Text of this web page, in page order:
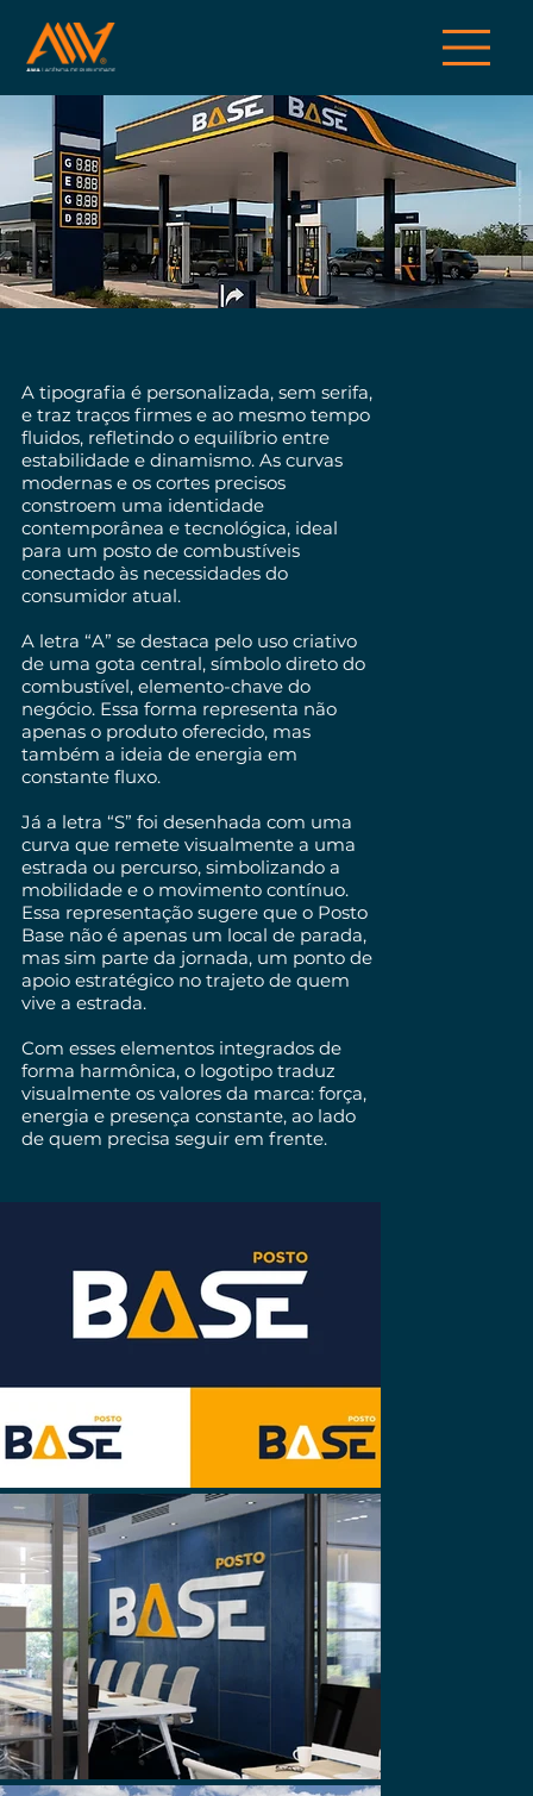
A tipografia é personalizada, sem serifa,
e traz traços firmes e ao mesmo tempo
fluidos, refletindo o equilíbrio entre
estabilidade e dinamismo. As curvas
modernas e os cortes precisos
constroem uma identidade
contemporânea e tecnológica, ideal
para um posto de combustíveis
conectado às necessidades do
consumidor atual.
A letra “A” se destaca pelo uso criativo
de uma gota central, símbolo direto do
combustível, elemento-chave do
negócio. Essa forma representa não
apenas o produto oferecido, mas
também a ideia de energia em
constante fluxo.
Já a letra “S” foi desenhada com uma
curva que remete visualmente a uma
estrada ou percurso, simbolizando a
mobilidade e o movimento contínuo.
Essa representação sugere que o Posto
Base não é apenas um local de parada,
mas sim parte da jornada, um ponto de
apoio estratégico no trajeto de quem
vive a estrada.
Com esses elementos integrados de
forma harmônica, o logotipo traduz
visualmente os valores da marca: força,
energia e presença constante, ao lado
de quem precisa seguir em frente.